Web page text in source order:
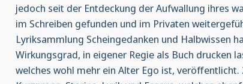
jedoch seit der Entdeckung der Aufwallung ihres
im Schreiben gefunden und im Privaten
Lyriksammlung Scheingedanken und Halbwissen
Wirkungsgrad, in eigener Regie als Buch drucken
welches wohl mehr ein Alter Ego ist,